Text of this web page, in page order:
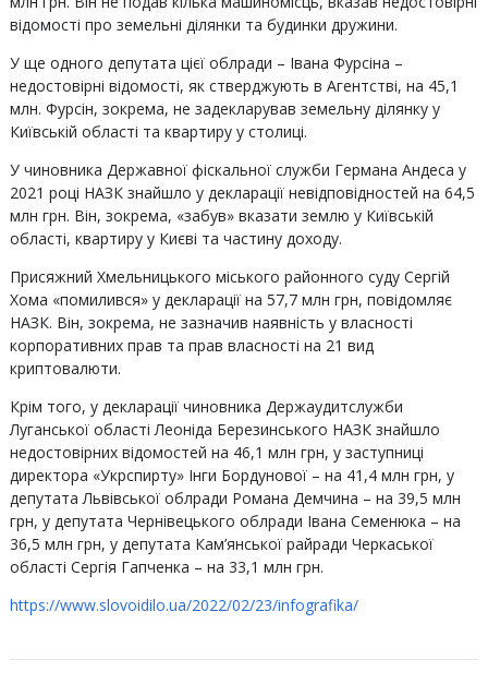
відомості про земельні ділянки та будинки дружини.
У ще одного депутата цієї облради – Івана Фурсіна –
недостовірні відомості, як стверджують в Агентстві, на 45,1
млн. Фурсін, зокрема, не задекларував земельну ділянку у
Київській області та квартиру у столиці.
У чиновника Державної фіскальної служби Германа Андеса у
2021 році НАЗК знайшло у декларації невідповідностей на 64,5
млн грн. Він, зокрема, «забув» вказати землю у Київській
області, квартиру у Києві та частину доходу.
Присяжний Хмельницького міського районного суду Сергій
Хома «помилився» у декларації на 57,7 млн грн, повідомляє
НАЗК. Він, зокрема, не зазначив наявність у власності
корпоративних прав та прав власності на 21 вид
криптовалюти.
Крім того, у декларації чиновника Держаудитслужби
Луганської області Леоніда Березинського НАЗК знайшло
недостовірних відомостей на 46,1 млн грн, у заступниці
директора «Укрспирту» Інги Бордунової – на 41,4 млн грн, у
депутата Львівської облради Романа Демчина – на 39,5 млн
грн, у депутата Чернівецького облради Івана Семенюка – на
36,5 млн грн, у депутата Кам’янської райради Черкаської
області Сергія Гапченка – на 33,1 млн грн.
https://www.slovoidilo.ua/2022/02/23/infografika/